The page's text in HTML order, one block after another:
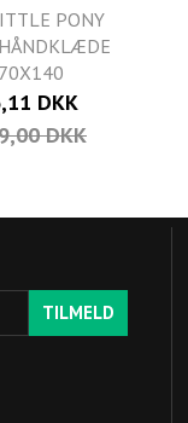
PONY
70X140
DKK
DKK
TILMELD